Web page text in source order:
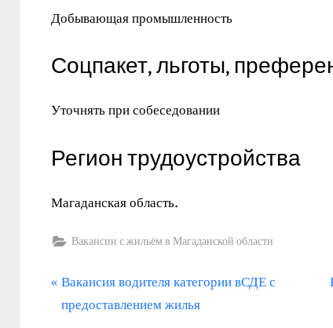
Добывающая промышленность
Соцпакет, льготы,
Уточнять при собеседовании
Регион трудоустройства
Магаданская область.
Вакансии с жильём в Магаданской области
Навигация
по
П
р
Вакансия водителя категории вСДЕ с
предоставлением жилья